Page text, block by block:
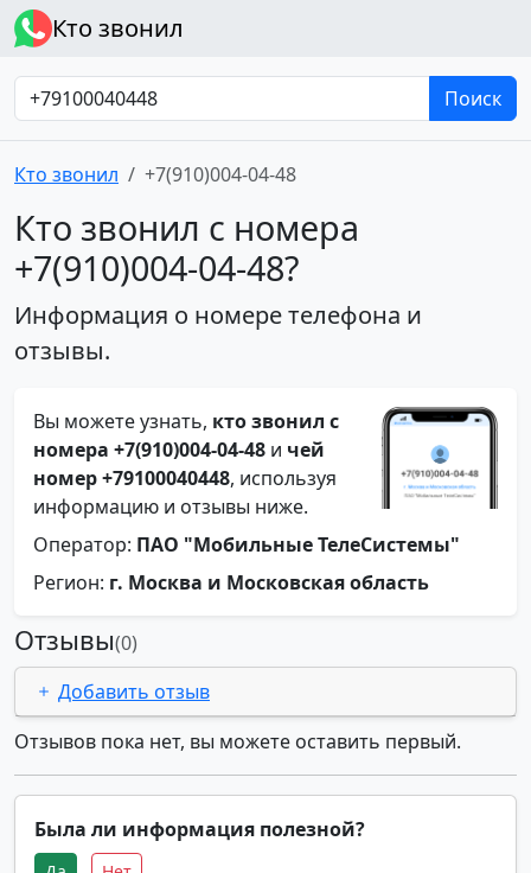
Кто звонил
Поиск
Кто звонил +7(910)004-04-48
Кто звонил с номера
+7(910)004-04-48?
Информация о номере телефона и
отзывы.
Вы можете узнать, кто звонил с
номера +7(910)004-04-48 и чей
номер +79100040448, используя
информацию и отзывы ниже.
Оператор: ПАО "Мобильные ТелеСистемы"
Регион: г. Москва и Московская область
Отзывы(0)
Добавить отзыв
Отзывов пока нет, вы можете оставить первый.
Была ли информация полезной?